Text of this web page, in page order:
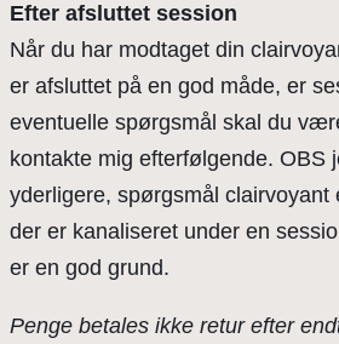
Efter afsluttet session
Når du har modtaget din
er afsluttet på en god måde, er
eventuelle spørgsmål skal du
kontakte mig efterfølgende. OBS
yderligere, spørgsmål clairvoyant
der er kanaliseret under en
er en god grund.
Penge betales ikke retur efter